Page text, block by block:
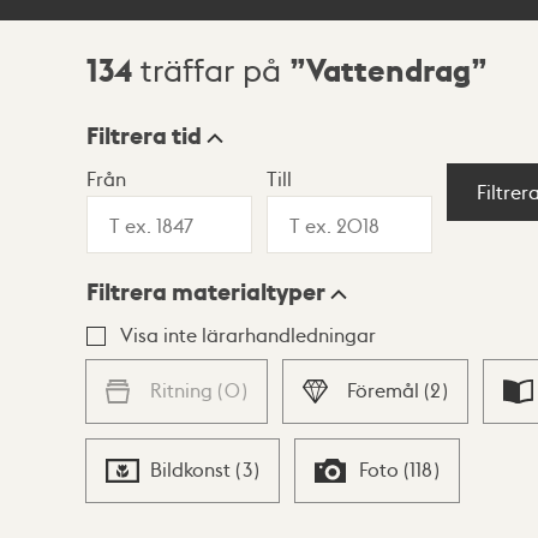
Sökresultat
134 träffar på Vattendrag
Visningsläge
Lista Karta
Filtrera tid
Från Till
Filtrera materialtyper
Visa inte lärarhandledningar
Ritning (0) Föremål (2)
Bildkonst (3) Foto (118)